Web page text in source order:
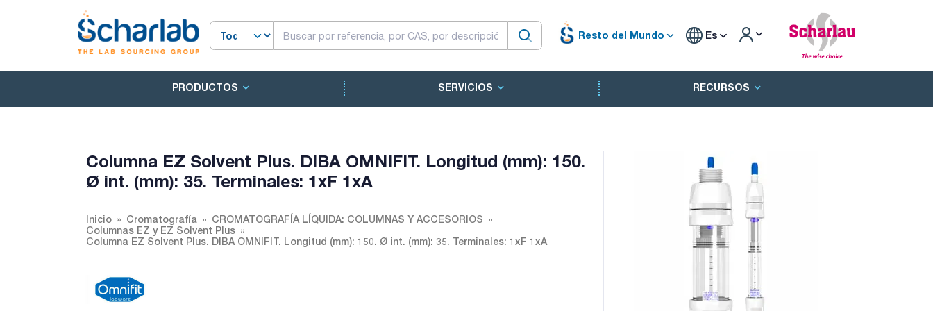
Resto del Mundo Es
PRODUCTOS SERVICIOS RECURSOS
Columna EZ Solvent Plus. DIBA OMNIFIT. Longitud (mm): 150.
Ø int. (mm): 35. Terminales: 1xF 1xA
Inicio Cromatografía
CROMATOGRAFÍA LÍQUIDA: COLUMNAS Y ACCESORIOS
Columnas EZ y EZ Solvent Plus
Columna EZ Solvent Plus. DIBA OMNIFIT. Longitud (mm): 150. Ø int. (mm): 35. Terminales: 1xF 1xA